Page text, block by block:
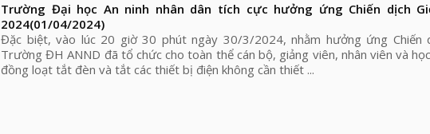
Trường Đại học An ninh nhân dân tích cực hưởng ứng Chiến dịch
2024(01/04/2024)
Đặc biệt, vào lúc 20 giờ 30 phút ngày 30/3/2024, nhằm hưởng ứng Chiến
Trường ĐH ANND đã tổ chức cho toàn thể cán bộ, giảng viên, nhân viên và
đồng loạt tắt đèn và tắt các thiết bị điện không cần thiết ...